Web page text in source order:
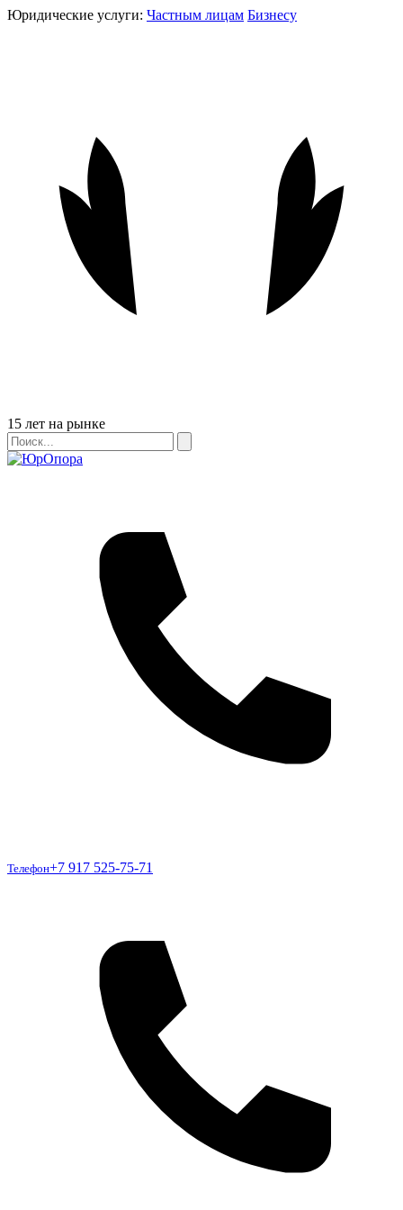
Юридические услуги: Частным лицам Бизнесу
Бейдж
15 лет на рынке
Поиск
Поиск
Телефон
Телефон+7 917 525-75-71